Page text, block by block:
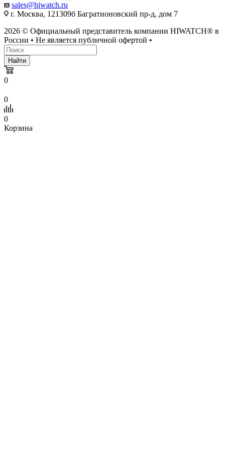
sales@hiwatch.ru
г. Москва, 121309б Багратионовский пр-д, дом 7
2026 © Официальный представитель компании HIWATCH® в
России • Не является публичной офертой •
Найти
0
0
0
Корзина